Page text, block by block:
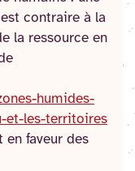
contraire à la
la ressource en
humides-
et-les-territoires
en faveur des